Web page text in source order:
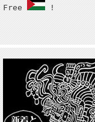
Free !